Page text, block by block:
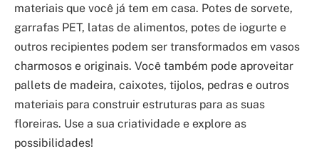
materiais que você já tem em casa. Potes de sorvete,
garrafas PET, latas de alimentos, potes de iogurte e
outros recipientes podem ser transformados em vasos
charmosos e originais. Você também pode aproveitar
pallets de madeira, caixotes, tijolos, pedras e outros
materiais para construir estruturas para as suas
floreiras. Use a sua criatividade e explore as
possibilidades!